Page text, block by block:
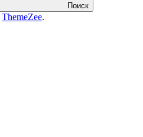
Поиск
ThemeZee.